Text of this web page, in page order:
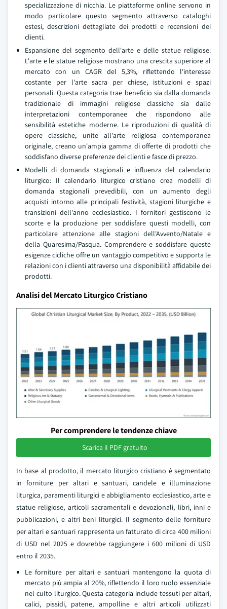
specializzazione di nicchia. Le piattaforme online servono in
modo particolare questo segmento attraverso cataloghi
estesi, descrizioni dettagliate dei prodotti e recensioni dei
clienti.
Espansione del segmento dell'arte e delle statue religiose:
L'arte e le statue religiose mostrano una crescita superiore al
mercato con un CAGR del 5,3%, riflettendo l'interesse
costante per l'arte sacra per chiese, istituzioni e spazi
personali. Questa categoria trae beneficio sia dalla domanda
tradizionale di immagini religiose classiche sia dalle
interpretazioni contemporanee che rispondono alle
sensibilità estetiche moderne. Le riproduzioni di qualità di
opere classiche, unite all'arte religiosa contemporanea
originale, creano un'ampia gamma di offerte di prodotti che
soddisfano diverse preferenze dei clienti e fasce di prezzo.
Modelli di domanda stagionali e influenza del calendario
liturgico: Il calendario liturgico cristiano crea modelli di
domanda stagionali prevedibili, con un aumento degli
acquisti intorno alle principali festività, stagioni liturgiche e
transizioni dell'anno ecclesiastico. I fornitori gestiscono le
scorte e la produzione per soddisfare questi modelli, con
particolare attenzione alle stagioni dell'Avvento/Natale e
della Quaresima/Pasqua. Comprendere e soddisfare queste
esigenze cicliche offre un vantaggio competitivo e supporta le
relazioni con i clienti attraverso una disponibilità affidabile dei
prodotti.
Analisi del Mercato Liturgico Cristiano
Per comprendere le tendenze chiave
Scarica il PDF gratuito
In base al prodotto, il mercato liturgico cristiano è segmentato
in forniture per altari e santuari, candele e illuminazione
liturgica, paramenti liturgici e abbigliamento ecclesiastico, arte e
statue religiose, articoli sacramentali e devozionali, libri, inni e
pubblicazioni, e altri beni liturgici. Il segmento delle forniture
per altari e santuari rappresenta un fatturato di circa 400 milioni
di USD nel 2025 e dovrebbe raggiungere i 600 milioni di USD
entro il 2035.
Le forniture per altari e santuari mantengono la quota di
mercato più ampia al 20%, riflettendo il loro ruolo essenziale
nel culto liturgico. Questa categoria include tessuti per altari,
calici, pissidi, patene, ampolline e altri articoli utilizzati